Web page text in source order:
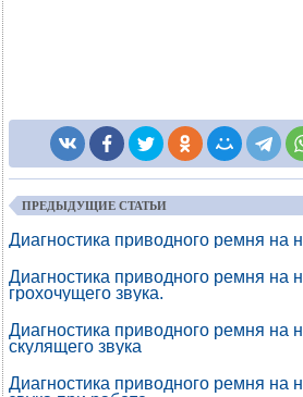
ПРЕДЫДУЩИЕ СТАТЬИ
Диагностика приводного ремня на
Диагностика приводного ремня на
грохочущего звука.
Диагностика приводного ремня на
скулящего звука
Диагностика приводного ремня на